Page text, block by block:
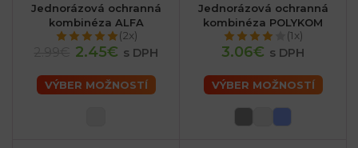
Jednorázová ochranná
kombinéza ALFA
(2x)
2.45€ s DPH
VÝBER MOŽNOSTÍ
Jednorázová ochranná
kombinéza POLYKOM
(1x)
3.06€ s DPH
VÝBER MOŽNOSTÍ